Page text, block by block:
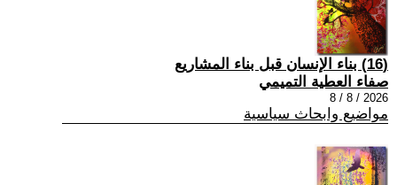
(16) بناء الإنسان قبل بناء المشاريع
صفاء العطية التميمي
2026 / 8 / 8
مواضيع وابحاث سياسية